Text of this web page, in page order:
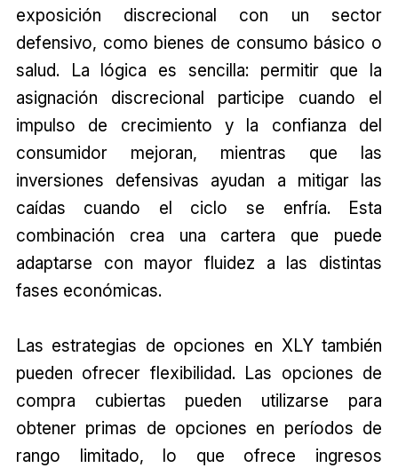
exposición discrecional con un sector
defensivo, como bienes de consumo básico o
salud. La lógica es sencilla: permitir que la
asignación discrecional participe cuando el
impulso de crecimiento y la confianza del
consumidor mejoran, mientras que las
inversiones defensivas ayudan a mitigar las
caídas cuando el ciclo se enfría. Esta
combinación crea una cartera que puede
adaptarse con mayor fluidez a las distintas
fases económicas.
Las estrategias de opciones en XLY también
pueden ofrecer flexibilidad. Las opciones de
compra cubiertas pueden utilizarse para
obtener primas de opciones en períodos de
rango limitado, lo que ofrece ingresos